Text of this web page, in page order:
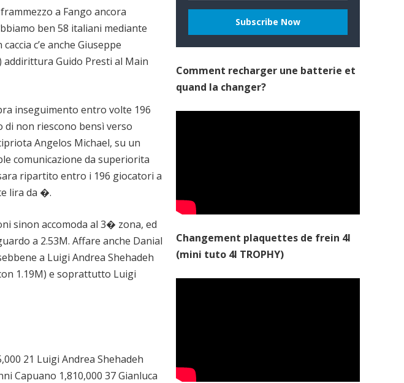
a Fango ancora
ben 58 italiani mediante
c’e anche Giuseppe
addirittura Guido Presti al Main
inseguimento entro volte 196
non riescono bensì verso
Angelos Michael, su un
comunicazione da superiorita
ripartito entro i 196 giocatori a
lira da �.
sinon accomoda al 3� zona, ed
a 2.53M. Affare anche Danial
a Luigi Andrea Shehadeh
1.19M) e soprattutto Luigi
21 Luigi Andrea Shehadeh
Capuano 1,810,000 37 Gianluca
Comment recharger une batterie et
quand la changer?
Changement plaquettes de frein 4l
(mini tuto 4l TROPHY)